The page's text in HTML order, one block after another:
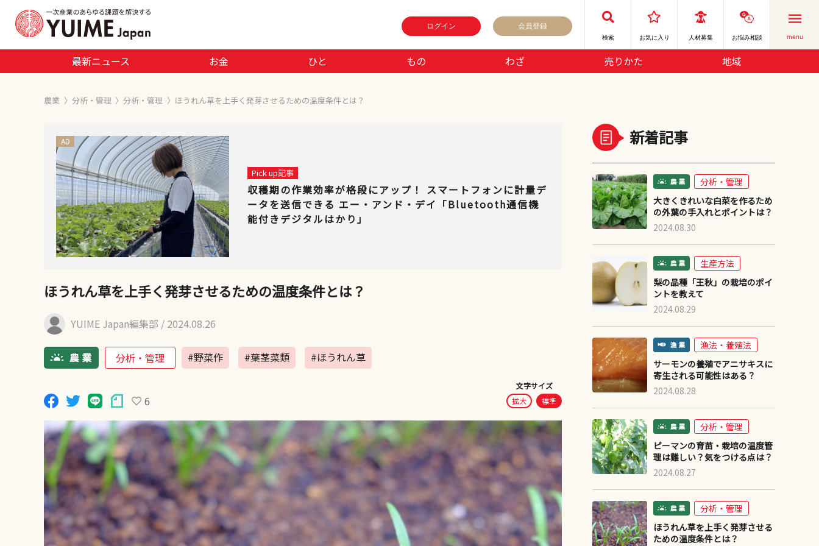
ログイン 会員登録
検索 お気に⼊り 人材募集 お悩み相談 menu
最新ニュース お金 ひと もの わざ 売りかた 地域
農業 〉 分析・管理 〉 分析・管理 〉 ほうれん草を上手く発芽させるための温度条件とは？
AD
Pick up記事
収穫期の作業効率が格段にアップ！ スマートフォンに計量デ
ータを送信できる エー・アンド・デイ「Bluetooth通信機
能付きデジタルはかり」
ほうれん草を上手く発芽させるための温度条件とは？
YUIME Japan編集部 / 2024.08.26
分析・管理 #野菜作 #葉茎菜類 #ほうれん草
6
文字サイズ
拡大
標準
新着記事
分析・管理
大きくきれいな白菜を作るため
の外葉の手入れとポイントは？
2024.08.30
生産方法
梨の品種「王秋」の栽培のポイ
ントを教えて
2024.08.29
漁法・養殖法
サーモンの養殖でアニサキスに
寄生される可能性はある？
2024.08.28
分析・管理
ピーマンの育苗・栽培の温度管
理は難しい？気をつける点は？
2024.08.27
分析・管理
ほうれん草を上手く発芽させる
ための温度条件とは？